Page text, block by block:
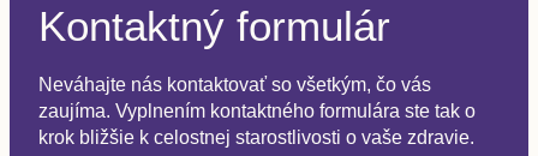
Kontaktný formulár
Neváhajte nás kontaktovať so všetkým, čo vás
zaujíma. Vyplnením kontaktného formulára ste tak o
krok bližšie k celostnej starostlivosti o vaše zdravie.